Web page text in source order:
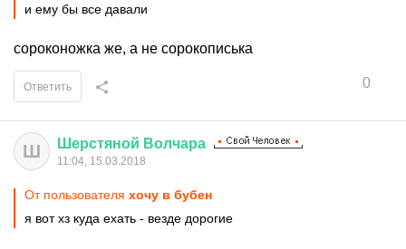
и ему бы все давали
сороконожка же, а не сорокописька
0
Ответить
Ш Шерстяной Волчара
11:04, 15.03.2018
От пользователя хочу в бубен
я вот хз куда ехать - везде дорогие